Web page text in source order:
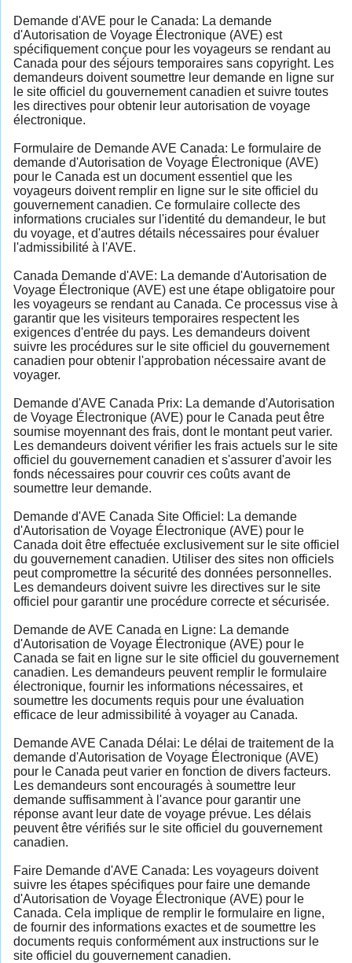
Demande d'AVE pour le Canada: La demande
d'Autorisation de Voyage Électronique (AVE) est
spécifiquement conçue pour les voyageurs se rendant au
Canada pour des séjours temporaires sans copyright. Les
demandeurs doivent soumettre leur demande en ligne sur
le site officiel du gouvernement canadien et suivre toutes
les directives pour obtenir leur autorisation de voyage
électronique.
Formulaire de Demande AVE Canada: Le formulaire de
demande d'Autorisation de Voyage Électronique (AVE)
pour le Canada est un document essentiel que les
voyageurs doivent remplir en ligne sur le site officiel du
gouvernement canadien. Ce formulaire collecte des
informations cruciales sur l'identité du demandeur, le but
du voyage, et d'autres détails nécessaires pour évaluer
l'admissibilité à l'AVE.
Canada Demande d'AVE: La demande d'Autorisation de
Voyage Électronique (AVE) est une étape obligatoire pour
les voyageurs se rendant au Canada. Ce processus vise à
garantir que les visiteurs temporaires respectent les
exigences d'entrée du pays. Les demandeurs doivent
suivre les procédures sur le site officiel du gouvernement
canadien pour obtenir l'approbation nécessaire avant de
voyager.
Demande d'AVE Canada Prix: La demande d'Autorisation
de Voyage Électronique (AVE) pour le Canada peut être
soumise moyennant des frais, dont le montant peut varier.
Les demandeurs doivent vérifier les frais actuels sur le site
officiel du gouvernement canadien et s'assurer d'avoir les
fonds nécessaires pour couvrir ces coûts avant de
soumettre leur demande.
Demande d'AVE Canada Site Officiel: La demande
d'Autorisation de Voyage Électronique (AVE) pour le
Canada doit être effectuée exclusivement sur le site officiel
du gouvernement canadien. Utiliser des sites non officiels
peut compromettre la sécurité des données personnelles.
Les demandeurs doivent suivre les directives sur le site
officiel pour garantir une procédure correcte et sécurisée.
Demande de AVE Canada en Ligne: La demande
d'Autorisation de Voyage Électronique (AVE) pour le
Canada se fait en ligne sur le site officiel du gouvernement
canadien. Les demandeurs peuvent remplir le formulaire
électronique, fournir les informations nécessaires, et
soumettre les documents requis pour une évaluation
efficace de leur admissibilité à voyager au Canada.
Demande AVE Canada Délai: Le délai de traitement de la
demande d'Autorisation de Voyage Électronique (AVE)
pour le Canada peut varier en fonction de divers facteurs.
Les demandeurs sont encouragés à soumettre leur
demande suffisamment à l'avance pour garantir une
réponse avant leur date de voyage prévue. Les délais
peuvent être vérifiés sur le site officiel du gouvernement
canadien.
Faire Demande d'AVE Canada: Les voyageurs doivent
suivre les étapes spécifiques pour faire une demande
d'Autorisation de Voyage Électronique (AVE) pour le
Canada. Cela implique de remplir le formulaire en ligne,
de fournir des informations exactes et de soumettre les
documents requis conformément aux instructions sur le
site officiel du gouvernement canadien.